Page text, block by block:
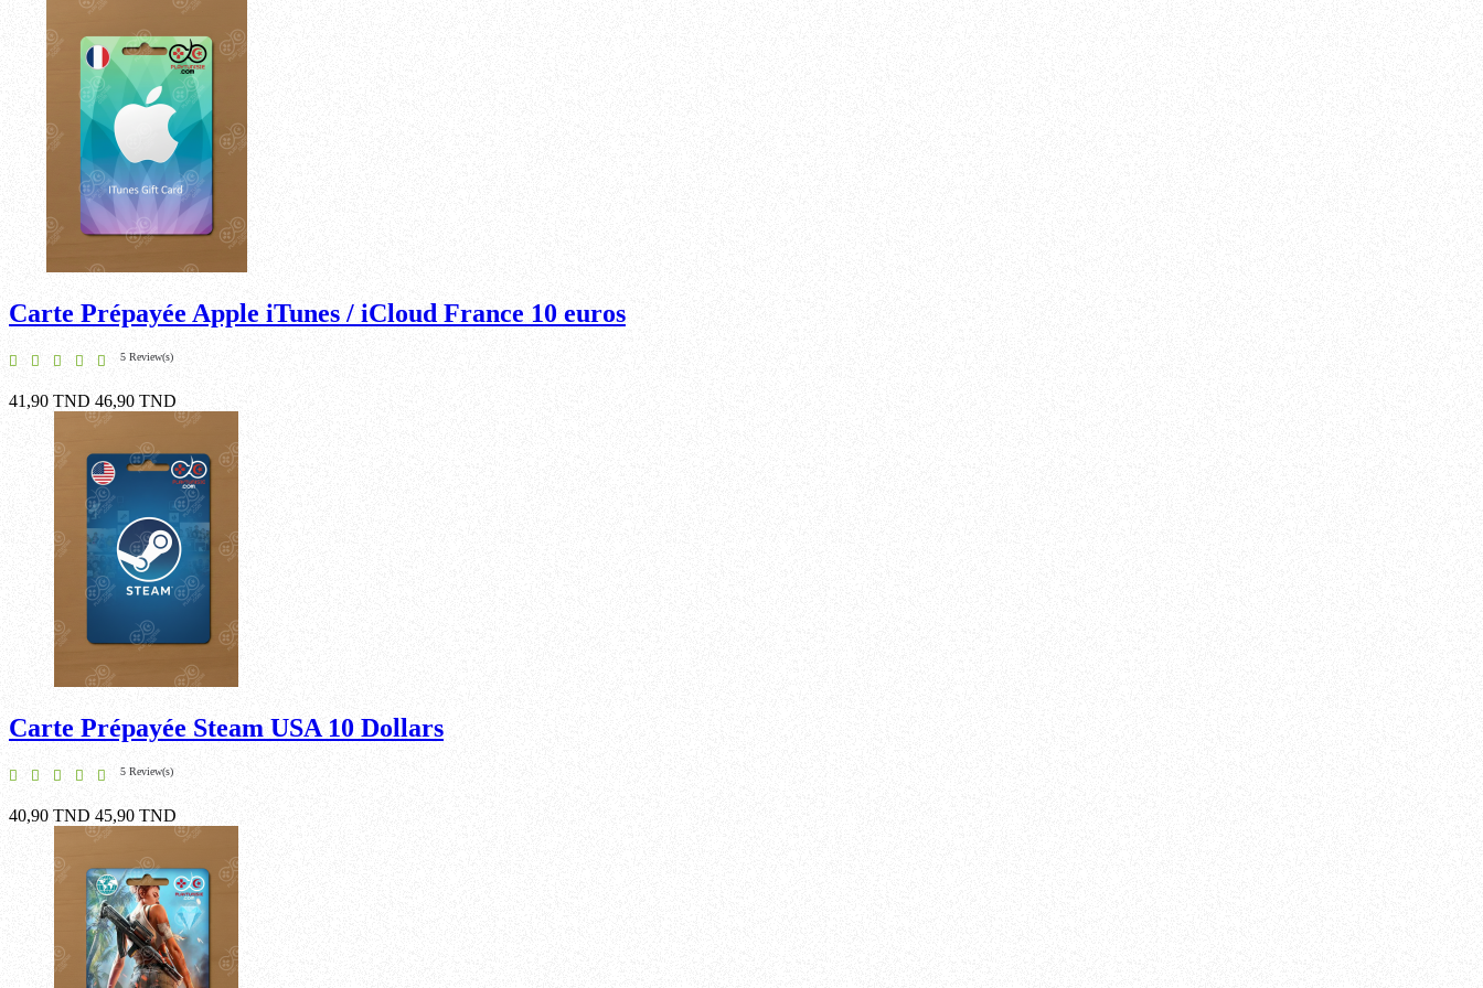
Carte Prépayée Apple iTunes / iCloud France 10 euros
5 Review(s)
41,90 TND 46,90 TND
Carte Prépayée Steam USA 10 Dollars
5 Review(s)
40,90 TND 45,90 TND